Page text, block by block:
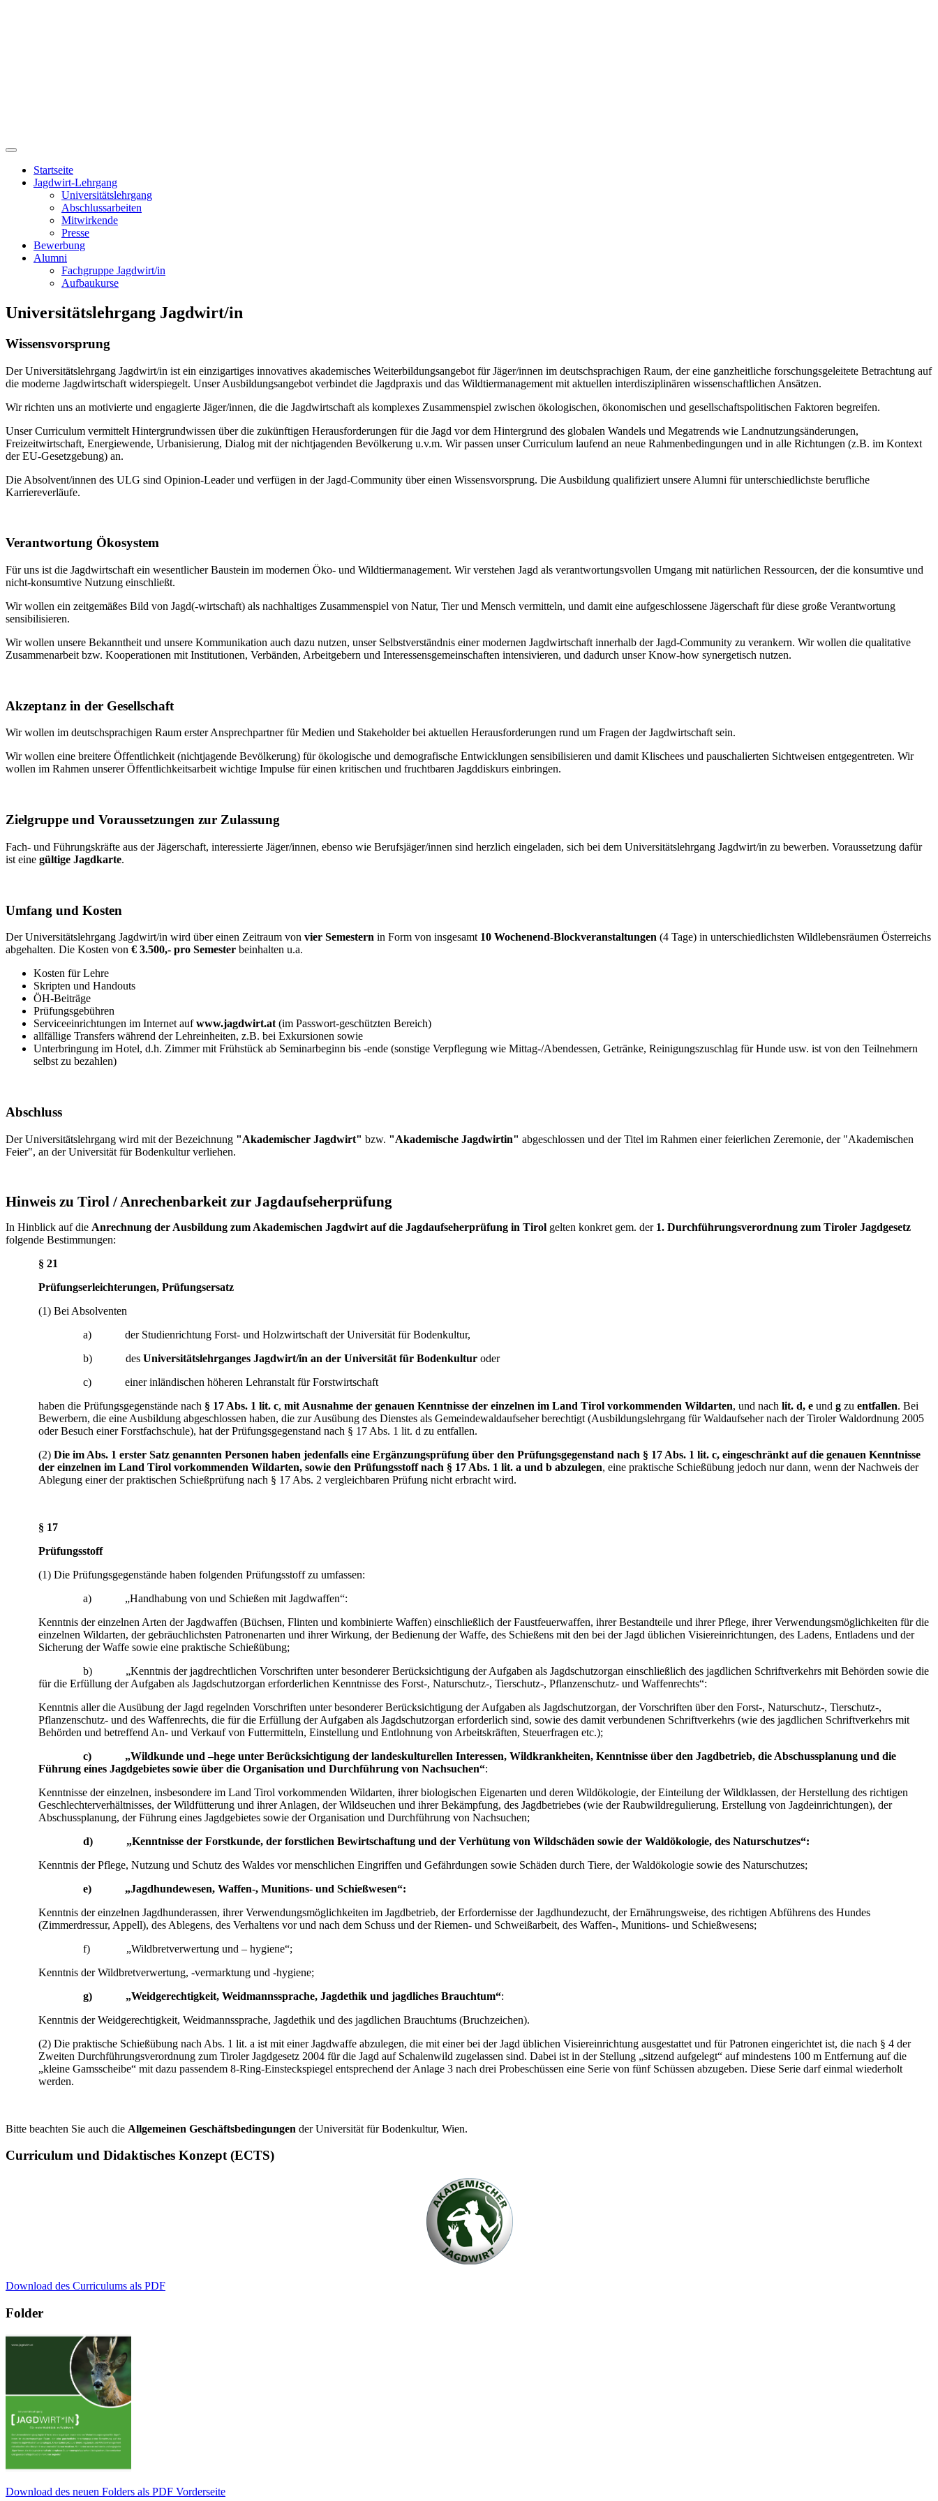
Startseite
Jagdwirt-Lehrgang
Universitätslehrgang
Abschlussarbeiten
Mitwirkende
Presse
Bewerbung
Alumni
Fachgruppe Jagdwirt/in
Aufbaukurse
Universitätslehrgang Jagdwirt/in
Wissensvorsprung
Der Universitätslehrgang Jagdwirt/in ist ein einzigartiges innovatives akademisches Weiterbildungsangebot für Jäger/innen im deutschsprachigen Raum, der eine ganzheitliche forschungsgeleitete Betrachtung auf
die moderne Jagdwirtschaft widerspiegelt. Unser Ausbildungsangebot verbindet die Jagdpraxis und das Wildtiermanagement mit aktuellen interdisziplinären wissenschaftlichen Ansätzen.
Wir richten uns an motivierte und engagierte Jäger/innen, die die Jagdwirtschaft als komplexes Zusammenspiel zwischen ökologischen, ökonomischen und gesellschaftspolitischen Faktoren begreifen.
Unser Curriculum vermittelt Hintergrundwissen über die zukünftigen Herausforderungen für die Jagd vor dem Hintergrund des globalen Wandels und Megatrends wie Landnutzungsänderungen,
Freizeitwirtschaft, Energiewende, Urbanisierung, Dialog mit der nichtjagenden Bevölkerung u.v.m. Wir passen unser Curriculum laufend an neue Rahmenbedingungen und in alle Richtungen (z.B. im Kontext
der EU-Gesetzgebung) an.
Die Absolvent/innen des ULG sind Opinion-Leader und verfügen in der Jagd-Community über einen Wissensvorsprung. Die Ausbildung qualifiziert unsere Alumni für unterschiedlichste berufliche
Karriereverläufe.
Verantwortung Ökosystem
Für uns ist die Jagdwirtschaft ein wesentlicher Baustein im modernen Öko- und Wildtiermanagement. Wir verstehen Jagd als verantwortungsvollen Umgang mit natürlichen Ressourcen, der die konsumtive und
nicht-konsumtive Nutzung einschließt.
Wir wollen ein zeitgemäßes Bild von Jagd(-wirtschaft) als nachhaltiges Zusammenspiel von Natur, Tier und Mensch vermitteln, und damit eine aufgeschlossene Jägerschaft für diese große Verantwortung
sensibilisieren.
Wir wollen unsere Bekanntheit und unsere Kommunikation auch dazu nutzen, unser Selbstverständnis einer modernen Jagdwirtschaft innerhalb der Jagd-Community zu verankern. Wir wollen die qualitative
Zusammenarbeit bzw. Kooperationen mit Institutionen, Verbänden, Arbeitgebern und Interessensgemeinschaften intensivieren, und dadurch unser Know-how synergetisch nutzen.
Akzeptanz in der Gesellschaft
Wir wollen im deutschsprachigen Raum erster Ansprechpartner für Medien und Stakeholder bei aktuellen Herausforderungen rund um Fragen der Jagdwirtschaft sein.
Wir wollen eine breitere Öffentlichkeit (nichtjagende Bevölkerung) für ökologische und demografische Entwicklungen sensibilisieren und damit Klischees und pauschalierten Sichtweisen entgegentreten. Wir
wollen im Rahmen unserer Öffentlichkeitsarbeit wichtige Impulse für einen kritischen und fruchtbaren Jagddiskurs einbringen.
Zielgruppe und Voraussetzungen zur Zulassung
Fach- und Führungskräfte aus der Jägerschaft, interessierte Jäger/innen, ebenso wie Berufsjäger/innen sind herzlich eingeladen, sich bei dem Universitätslehrgang Jagdwirt/in zu bewerben. Voraussetzung dafür
ist eine gültige Jagdkarte.
Umfang und Kosten
Der Universitätslehrgang Jagdwirt/in wird über einen Zeitraum von vier Semestern in Form von insgesamt 10 Wochenend-Blockveranstaltungen (4 Tage) in unterschiedlichsten Wildlebensräumen Österreichs
abgehalten. Die Kosten von € 3.500,- pro Semester beinhalten u.a.
Kosten für Lehre
Skripten und Handouts
ÖH-Beiträge
Prüfungsgebühren
Serviceeinrichtungen im Internet aufwww.jagdwirt.at (im Passwort-geschützten Bereich)
allfällige Transfers während der Lehreinheiten, z.B. bei Exkursionen sowie
Unterbringung im Hotel, d.h. Zimmer mit Frühstück ab Seminarbeginn bis -ende (sonstige Verpflegung wie Mittag-/Abendessen, Getränke, Reinigungszuschlag für Hunde usw. ist von den Teilnehmern
selbst zu bezahlen)
Abschluss
Der Universitätslehrgang wird mit der Bezeichnung "Akademischer Jagdwirt" bzw. "Akademische Jagdwirtin" abgeschlossen und der Titel im Rahmen einer feierlichen Zeremonie, der "Akademischen
Feier", an der Universität für Bodenkultur verliehen.
Hinweis zu Tirol / Anrechenbarkeit zur Jagdaufseherprüfung
In Hinblick auf die Anrechnung der Ausbildung zum Akademischen Jagdwirt auf die Jagdaufseherprüfung in Tirol gelten konkret gem. der 1. Durchführungsverordnung zum Tiroler Jagdgesetz
folgende Bestimmungen:
§ 21
Prüfungserleichterungen, Prüfungsersatz
(1) Bei Absolventen
a) der Studienrichtung Forst- und Holzwirtschaft der Universität für Bodenkultur,
b) desUniversitätslehrganges Jagdwirt/in an der Universität für Bodenkultur oder
c) einer inländischen höheren Lehranstalt für Forstwirtschaft
haben die Prüfungsgegenstände nach § 17 Abs. 1 lit. c,mit Ausnahme der genauen Kenntnisse der einzelnen im Land Tirol vorkommenden Wildarten, und nachlit. d, e undg zuentfallen. Bei
Bewerbern, die eine Ausbildung abgeschlossen haben, die zur Ausübung des Dienstes als Gemeindewaldaufseher berechtigt (Ausbildungslehrgang für Waldaufseher nach der Tiroler Waldordnung 2005
oder Besuch einer Forstfachschule), hat der Prüfungsgegenstand nach § 17 Abs. 1 lit. d zu entfallen.
(2)Die im Abs. 1 erster Satz genannten Personen haben jedenfalls eine Ergänzungsprüfung über den Prüfungsgegenstand nach § 17 Abs. 1 lit. c, eingeschränkt auf die genauen Kenntnisse
der einzelnen im Land Tirol vorkommenden Wildarten, sowie den Prüfungsstoff nach § 17 Abs. 1 lit. a und b abzulegen, eine praktische Schießübung jedoch nur dann, wenn der Nachweis der
Ablegung einer der praktischen Schießprüfung nach § 17 Abs. 2 vergleichbaren Prüfung nicht erbracht wird.
§ 17
Prüfungsstoff
(1) Die Prüfungsgegenstände haben folgenden Prüfungsstoff zu umfassen:
a) „Handhabung von und Schießen mit Jagdwaffen“:
Kenntnis der einzelnen Arten der Jagdwaffen (Büchsen, Flinten und kombinierte Waffen) einschließlich der Faustfeuerwaffen, ihrer Bestandteile und ihrer Pflege, ihrer Verwendungsmöglichkeiten für die
einzelnen Wildarten, der gebräuchlichsten Patronenarten und ihrer Wirkung, der Bedienung der Waffe, des Schießens mit den bei der Jagd üblichen Visiereinrichtungen, des Ladens, Entladens und der
Sicherung der Waffe sowie eine praktische Schießübung;
b) „Kenntnis der jagdrechtlichen Vorschriften unter besonderer Berücksichtigung der Aufgaben als Jagdschutzorgan einschließlich des jagdlichen Schriftverkehrs mit Behörden sowie die
für die Erfüllung der Aufgaben als Jagdschutzorgan erforderlichen Kenntnisse des Forst-, Naturschutz-, Tierschutz-, Pflanzenschutz- und Waffenrechts“:
Kenntnis aller die Ausübung der Jagd regelnden Vorschriften unter besonderer Berücksichtigung der Aufgaben als Jagdschutzorgan, der Vorschriften über den Forst-, Naturschutz-, Tierschutz-,
Pflanzenschutz- und des Waffenrechts, die für die Erfüllung der Aufgaben als Jagdschutzorgan erforderlich sind, sowie des damit verbundenen Schriftverkehrs (wie des jagdlichen Schriftverkehrs mit
Behörden und betreffend An- und Verkauf von Futtermitteln, Einstellung und Entlohnung von Arbeitskräften, Steuerfragen etc.);
c) „Wildkunde und –hege unter Berücksichtigung der landeskulturellen Interessen, Wildkrankheiten, Kenntnisse über den Jagdbetrieb, die Abschussplanung und die
Führung eines Jagdgebietes sowie über die Organisation und Durchführung von Nachsuchen“:
Kenntnisse der einzelnen, insbesondere im Land Tirol vorkommenden Wildarten, ihrer biologischen Eigenarten und deren Wildökologie, der Einteilung der Wildklassen, der Herstellung des richtigen
Geschlechterverhältnisses, der Wildfütterung und ihrer Anlagen, der Wildseuchen und ihrer Bekämpfung, des Jagdbetriebes (wie der Raubwildregulierung, Erstellung von Jagdeinrichtungen), der
Abschussplanung, der Führung eines Jagdgebietes sowie der Organisation und Durchführung von Nachsuchen;
d) „Kenntnisse der Forstkunde, der forstlichen Bewirtschaftung und der Verhütung von Wildschäden sowie der Waldökologie, des Naturschutzes“:
Kenntnis der Pflege, Nutzung und Schutz des Waldes vor menschlichen Eingriffen und Gefährdungen sowie Schäden durch Tiere, der Waldökologie sowie des Naturschutzes;
e)
„Jagdhundewesen, Waffen-, Munitions- und Schießwesen“:
Kenntnis der einzelnen Jagdhunderassen, ihrer Verwendungsmöglichkeiten im Jagdbetrieb, der Erfordernisse der Jagdhundezucht, der Ernährungsweise, des richtigen Abführens des Hundes
(Zimmerdressur, Appell), des Ablegens, des Verhaltens vor und nach dem Schuss und der Riemen- und Schweißarbeit, des Waffen-, Munitions- und Schießwesens;
f) „Wildbretverwertung und – hygiene“;
Kenntnis der Wildbretverwertung, -vermarktung und -hygiene;
g) „Weidgerechtigkeit, Weidmannssprache, Jagdethik und jagdliches Brauchtum“:
Kenntnis der Weidgerechtigkeit, Weidmannssprache, Jagdethik und des jagdlichen Brauchtums (Bruchzeichen).
(2) Die praktische Schießübung nach Abs. 1 lit. a ist mit einer Jagdwaffe abzulegen, die mit einer bei der Jagd üblichen Visiereinrichtung ausgestattet und für Patronen eingerichtet ist, die nach § 4 der
Zweiten Durchführungsverordnung zum Tiroler Jagdgesetz 2004 für die Jagd auf Schalenwild zugelassen sind. Dabei ist in der Stellung „sitzend aufgelegt“ auf mindestens 100 m Entfernung auf die
„kleine Gamsscheibe“ mit dazu passendem 8-Ring-Einsteckspiegel entsprechend der Anlage 3 nach drei Probeschüssen eine Serie von fünf Schüssen abzugeben. Diese Serie darf einmal wiederholt
werden.
Bitte beachten Sie auch die Allgemeinen Geschäftsbedingungen der Universität für Bodenkultur, Wien.
Curriculum und Didaktisches Konzept (ECTS)
Download des Curriculums als PDF
Folder
Download des neuen Folders als PDF Vorderseite